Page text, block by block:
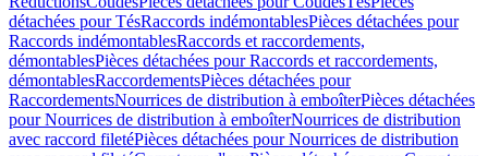
détachées pour TésRaccords indémontablesPièces détachées pour
Raccords indémontablesRaccords et raccordements,
démontablesPièces détachées pour Raccords et raccordements,
démontablesRaccordementsPièces détachées pour
RaccordementsNourrices de distribution à emboîterPièces détachées
pour Nourrices de distribution à emboîterNourrices de distribution
avec raccord filetéPièces détachées pour Nourrices de distribution